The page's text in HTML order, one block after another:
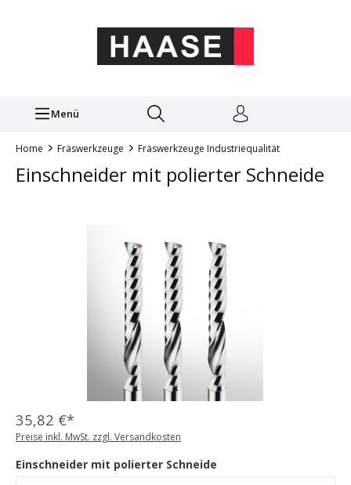
Menü
Home Fräswerkzeuge Fräswerkzeuge Industriequalität
Einschneider mit polierter Schneide
35,82 €*
Preise inkl. MwSt. zzgl. Versandkosten
Einschneider mit polierter Schneide